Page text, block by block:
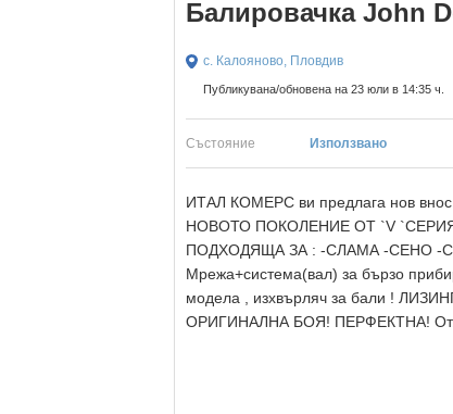
Балировачка John
с. Калояново, Пловдив
Публикувана/обновена на 23 юли в 14:35 ч.
Състояние Използвано
ИТАЛ КОМЕРС ви предлага нов
НОВОТО ПОКОЛЕНИЕ ОТ `V
ПОДХОДЯЩА ЗА : -СЛАМА -СЕНО -
Mрежа+система(вал) за бързо
модела , изхвърляч за бали !
ОРИГИНАЛНА БОЯ! ПЕРФЕКТНА!